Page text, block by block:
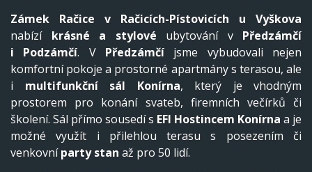
Zámek Račice v Račicích-Pístovicích u Vyškova
nabízí krásné a stylové ubytování v Předzámčí
i
Podzámčí. V Předzámčí jsme vybudovali nejen
komfortní pokoje a prostorné apartmány s terasou, ale
i multifunkční sál Konírna, který je vhodným
prostorem pro konání svateb, firemních večírků či
školení. Sál přímo sousedí s EFI Hostincem Konírna a je
možné využít i přilehlou terasu s posezením či
venkovníparty stan až pro 50 lidí.